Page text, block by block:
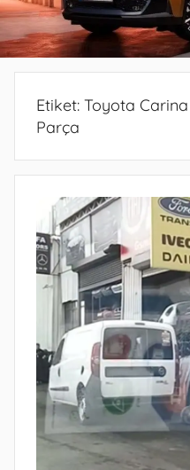
Etiket: Toyota
Parça